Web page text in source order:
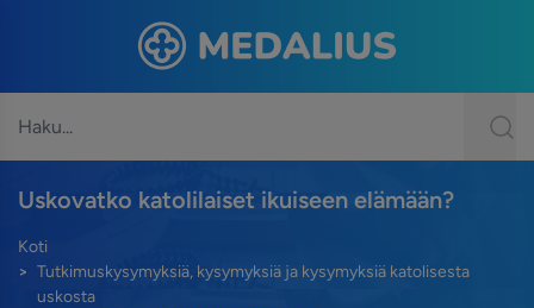
Uskovatko katolilaiset ikuiseen elämään?
Koti
Tutkimuskysymyksiä, kysymyksiä ja kysymyksiä katolisesta
uskosta